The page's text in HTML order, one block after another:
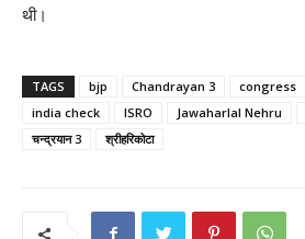
थी।
TAGS bjp Chandrayan 3 congress
india check
ISRO Jawaharlal Nehru
चन्द्रयान 3
श्रीहरिकोटा